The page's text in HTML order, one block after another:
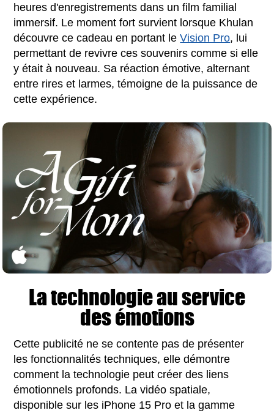
heures d'enregistrements dans un film familial
immersif. Le moment fort survient lorsque Khulan
découvre ce cadeau en portant leVision Pro, lui
permettant de revivre ces souvenirs comme si elle
y était à nouveau. Sa réaction émotive, alternant
entre rires et larmes, témoigne de la puissance de
cette expérience.
La technologie au service
des émotions
Cette publicité ne se contente pas de présenter
les fonctionnalités techniques, elle démontre
comment la technologie peut créer des liens
émotionnels profonds. La vidéo spatiale,
disponible sur les iPhone 15 Pro et la gamme